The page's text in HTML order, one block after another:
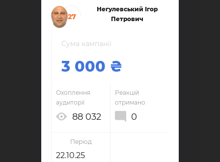
27
Негулевський Ігор
Петрович
Сума кампанії
3 000
Охоплення
аудиторії
88 032
Реакцій
отримано
0
Період
22.10.25